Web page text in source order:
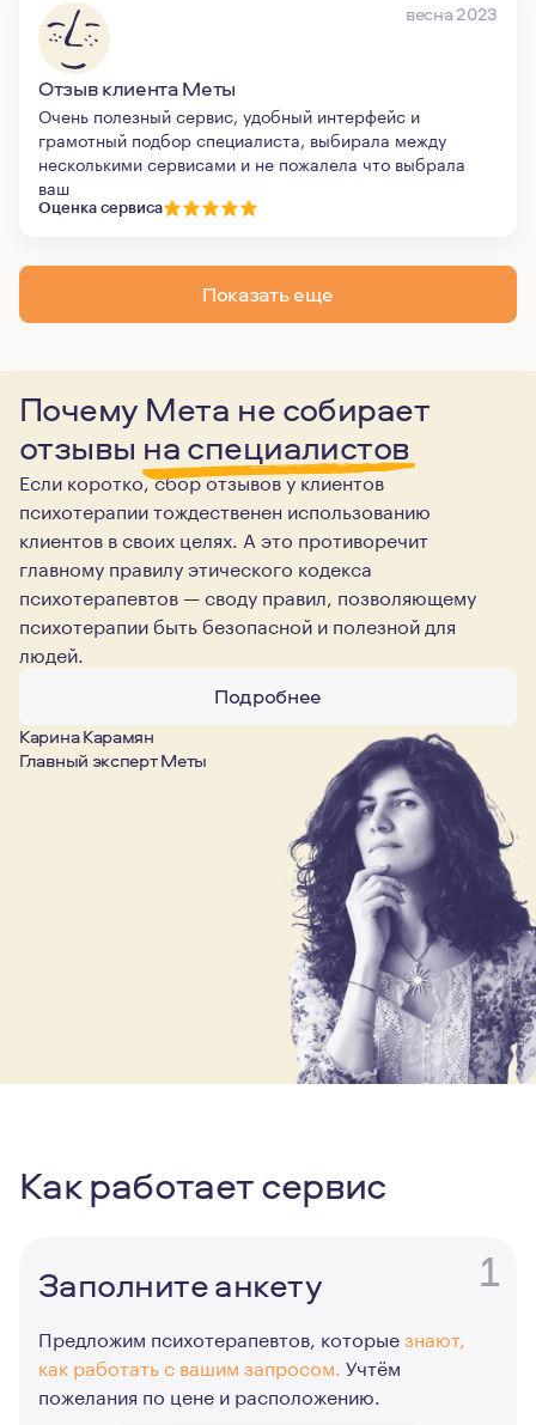
весна 2023
Отзыв клиента Меты
Очень полезный сервис, удобный интерфейс и
грамотный подбор специалиста, выбирала между
несколькими сервисами и не пожалела что выбрала
ваш
Оценка сервиса
Показать еще
Почему Мета не собирает
отзывы на специалистов
Если коротко, сбор отзывов у клиентов
психотерапии тождественен использованию
клиентов в своих целях. А это противоречит
главному правилу этического кодекса
психотерапевтов — своду правил, позволяющему
психотерапии быть безопасной и полезной для
людей.
Подробнее
Карина Карамян
Главный эксперт Меты
Как работает сервис
1
Заполните анкету
Предложим психотерапевтов, которыезнают,
как работать с вашим запросом. Учтём
пожелания по цене и расположению.